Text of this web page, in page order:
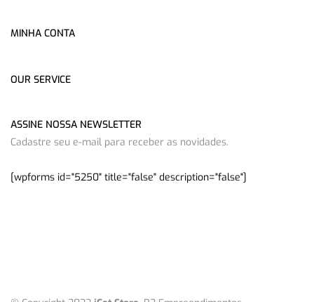
MINHA CONTA
OUR SERVICE
ASSINE NOSSA NEWSLETTER
Cadastre seu e-mail para receber as novidades.
[wpforms id="5250" title="false" description="false"]